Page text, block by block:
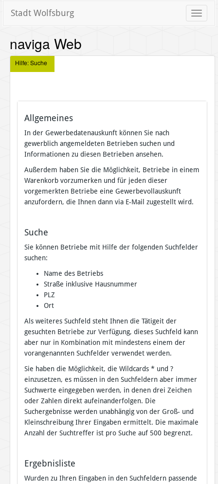
Toggle
Stadt Wolfsburg
naviga Web
Hilfe: Suche
Allgemeines
In der Gewerbedatenauskunft können Sie nach
gewerblich angemeldeten Betrieben suchen und
Informationen zu diesen Betrieben ansehen.
Außerdem haben Sie die Möglichkeit, Betriebe in einem
Warenkorb vorzumerken und für jeden dieser
vorgemerkten Betriebe eine Gewerbevollauskunft
anzufordern, die Ihnen dann via E-Mail zugestellt wird.
Suche
Sie können Betriebe mit Hilfe der folgenden Suchfelder
suchen:
Name des Betriebs
Straße inklusive Hausnummer
PLZ
Ort
Als weiteres Suchfeld steht Ihnen die Tätigeit der
gesuchten Betriebe zur Verfügung, dieses Suchfeld kann
aber nur in Kombination mit mindestens einem der
vorangenannten Suchfelder verwendet werden.
Sie haben die Möglichkeit, die Wildcards * und ?
einzusetzen, es müssen in den Suchfeldern aber immer
Suchwerte eingegeben werden, in denen drei Zeichen
oder Zahlen direkt aufeinanderfolgen. Die
Suchergebnisse werden unabhängig von der Groß- und
Kleinschreibung Ihrer Eingaben ermittelt. Die maximale
Anzahl der Suchtreffer ist pro Suche auf 500 begrenzt.
Ergebnisliste
Wurden zu Ihren Eingaben in den Suchfeldern passende